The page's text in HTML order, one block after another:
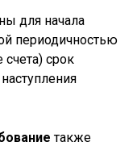
для начала
периодичностью
срок
также